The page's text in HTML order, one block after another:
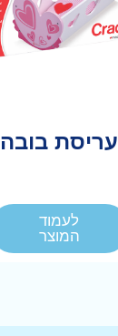
עריסת בובה
לעמוד
המוצר